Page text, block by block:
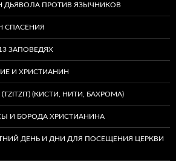
ДЬЯВОЛА ПРОТИВ ЯЗЫЧНИКОВ
СПАСЕНИЯ
ЗАПОВЕДЯХ
И ХРИСТИАНИН
(КИСТИ, НИТИ, БАХРОМА)
И БОРОДА ХРИСТИАНИНА
ДЕНЬ И ДНИ ДЛЯ ПОСЕЩЕНИЯ ЦЕРКВИ